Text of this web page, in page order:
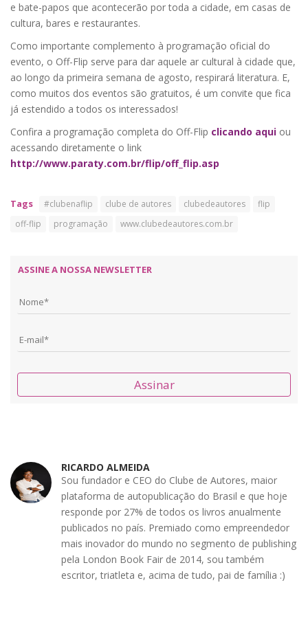
e bate-papos que acontecerão por toda a cidade, em casas de
cultura, bares e restaurantes.
Como importante complemento à programação oficial do
evento, o Off-Flip serve para dar aquele ar cultural à cidade que,
ao longo da primeira semana de agosto, respirará literatura. E,
como muitos dos eventos são gratuitos, é um convite que fica
já estendido a todos os interessados!
Confira a programação completa do Off-Flip clicando aqui ou
acessando diretamente o link
http://www.paraty.com.br/flip/off_flip.asp
Tags #clubenaflip clube de autores clubedeautores
flip
off-flip
programação www.clubedeautores.com.br
ASSINE A NOSSA NEWSLETTER
Assinar
RICARDO ALMEIDA
Sou fundador e CEO do Clube de Autores, maior
plataforma de autopublicação do Brasil e que hoje
responde por 27% de todos os livros anualmente
publicados no país. Premiado como empreendedor
mais inovador do mundo no segmento de publishing
pela London Book Fair de 2014, sou também
escritor, triatleta e, acima de tudo, pai de família :)